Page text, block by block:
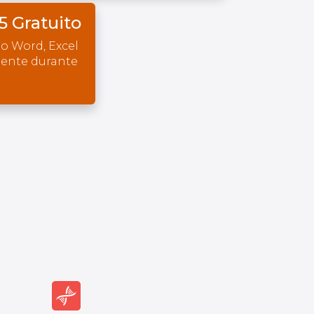
Gratuito
Word, Excel
durante